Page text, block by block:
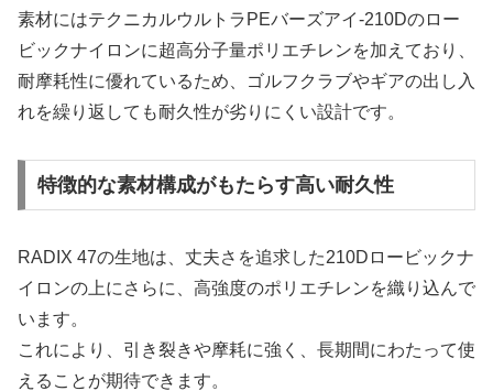
素材にはテクニカルウルトラPEバーズアイ‐210Dのロー
ビックナイロンに超高分子量ポリエチレンを加えており、
耐摩耗性に優れているため、ゴルフクラブやギアの出し入
れを繰り返しても耐久性が劣りにくい設計です。
特徴的な素材構成がもたらす高い耐久性
RADIX 47の生地は、丈夫さを追求した210Dロービックナ
イロンの上にさらに、高強度のポリエチレンを織り込んで
います。
これにより、引き裂きや摩耗に強く、長期間にわたって使
えることが期待できます。